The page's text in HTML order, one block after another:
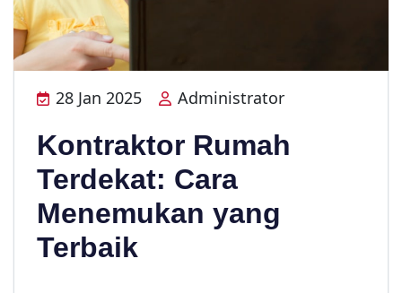
28 Jan 2025 Administrator
Kontraktor Rumah
Terdekat: Cara
Menemukan yang
Terbaik